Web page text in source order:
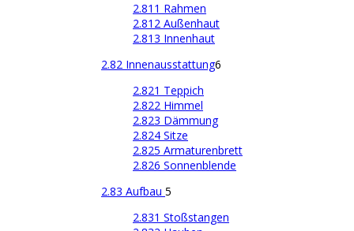
2.811 Rahmen
2.812 Außenhaut
2.813 Innenhaut
2.82 Innenausstattung6
2.821 Teppich
2.822 Himmel
2.823 Dämmung
2.824 Sitze
2.825 Armaturenbrett
2.826 Sonnenblende
2.83 Aufbau 5
2.831 Stoßstangen